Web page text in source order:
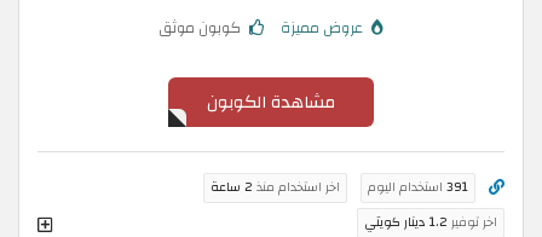
عروض مميزة كوبون موثق
مشاهدة الكوبون
391 استخدام اليوم اخر استخدام منذ 2 ساعة
اخر توفير 1.2 دينار كويتي